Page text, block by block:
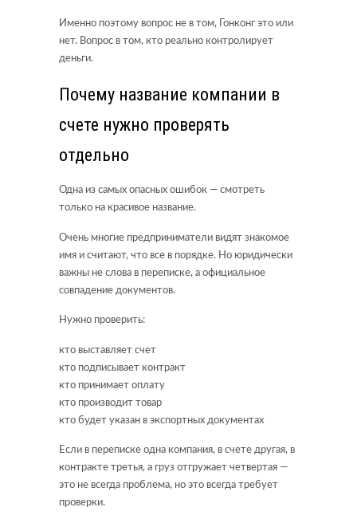
Именно поэтому вопрос не в том, Гонконг это или
нет. Вопрос в том, кто реально контролирует
деньги.
Почему название компании в
счете нужно проверять
отдельно
Одна из самых опасных ошибок — смотреть
только на красивое название.
Очень многие предприниматели видят знакомое
имя и считают, что все в порядке. Но юридически
важны не слова в переписке, а официальное
совпадение документов.
Нужно проверить:
кто выставляет счет
кто подписывает контракт
кто принимает оплату
кто производит товар
кто будет указан в экспортных документах
Если в переписке одна компания, в счете другая, в
контракте третья, а груз отгружает четвертая —
это не всегда проблема, но это всегда требует
проверки.